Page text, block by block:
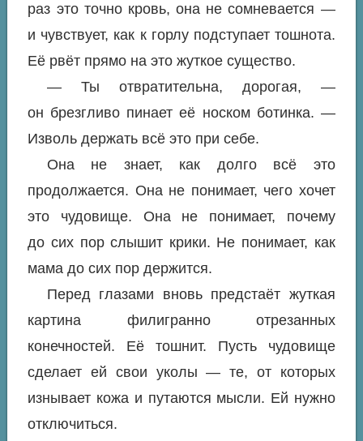
раз это точно кровь, она не сомневается —
и чувствует, как к горлу подступает тошнота.
Её рвёт прямо на это жуткое существо.
— Ты отвратительна, дорогая, —
он брезгливо пинает её носком ботинка. —
Изволь держать всё это при себе.
Она не знает, как долго всё это
продолжается. Она не понимает, чего хочет
это чудовище. Она не понимает, почему
до сих пор слышит крики. Не понимает, как
мама до сих пор держится.
Перед глазами вновь предстаёт жуткая
картина филигранно отрезанных
конечностей. Её тошнит. Пусть чудовище
сделает ей свои уколы — те, от которых
изнывает кожа и путаются мысли. Ей нужно
отключиться.